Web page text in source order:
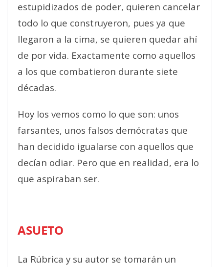
estupidizados de poder, quieren cancelar
todo lo que construyeron, pues ya que
llegaron a la cima, se quieren quedar ahí
de por vida. Exactamente como aquellos
a los que combatieron durante siete
décadas.
Hoy los vemos como lo que son: unos
farsantes, unos falsos demócratas que
han decidido igualarse con aquellos que
decían odiar. Pero que en realidad, era lo
que aspiraban ser.
ASUETO
La Rúbrica y su autor se tomarán un